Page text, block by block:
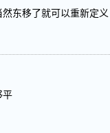
东移了就可以重新定义
平